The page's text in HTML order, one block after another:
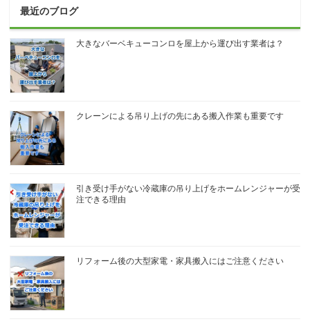
最近のブログ
大きなバーベキューコンロを屋上から運び出す業者は？
クレーンによる吊り上げの先にある搬入作業も重要です
引き受け手がない冷蔵庫の吊り上げをホームレンジャーが受
注できる理由
リフォーム後の大型家電・家具搬入にはご注意ください